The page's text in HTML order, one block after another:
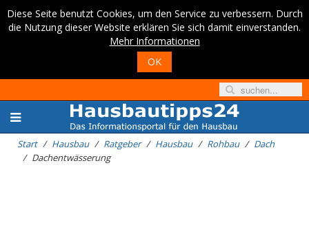
Diese Seite benutzt Cookies, um den Service zu verbessern. Durch
die Nutzung dieser Website erklären Sie sich damit einverstanden.
Mehr Informationen
OK
Start Hausbau Ratgeber Hausbau Rohbau
Dach
Dachentwässerung